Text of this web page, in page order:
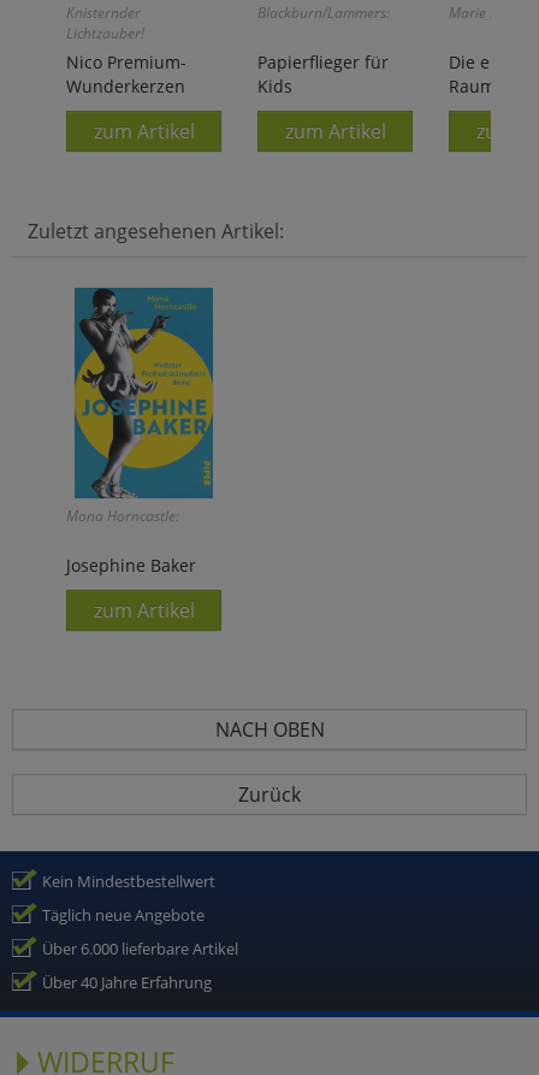
Knisternder
Lichtzauber!
Nico Premium-
Wunderkerzen
zum Artikel
Blackburn/Lammers:
Papierflieger für
Kids
zum Artikel
Marie
Die
Raum
zum
Zuletzt angesehenen Artikel:
Mona Horncastle:
Josephine Baker
zum Artikel
NACH OBEN
Zurück
Kein Mindestbestellwert
Täglich neue Angebote
Über 6.000 lieferbare Artikel
Über 40 Jahre Erfahrung
WIDERRUF